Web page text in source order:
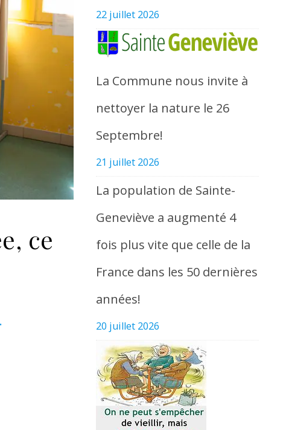
ce
22 juillet 2026
La Commune nous invite à
nettoyer la nature le 26
Septembre!
21 juillet 2026
La population de Sainte-
Geneviève a augmenté 4
fois plus vite que celle de la
France dans les 50 dernières
années!
20 juillet 2026